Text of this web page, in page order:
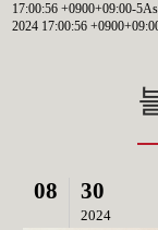
17:00:56 +0900+09:00-
2024 17:00:56
08 30
2024